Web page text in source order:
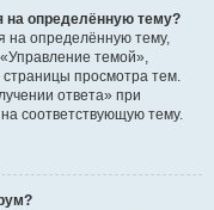
на определённую тему?
на определённую тему,
темой»,
страницы просмотра тем.
ответа» при
соответствующую тему.